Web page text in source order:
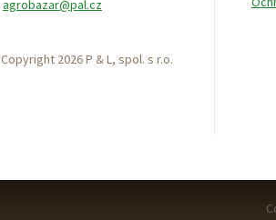
agrobazar@pal.cz
Copyright 2026 P & L, spol. s r.o.